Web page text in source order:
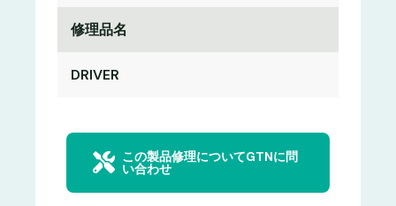
修理品名
DRIVER
この製品修理についてGTNに問
い合わせ